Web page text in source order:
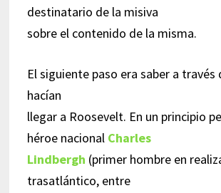
destinatario de la misiva
sobre el contenido de la misma.
El siguiente paso era saber a través
hacían
llegar a Roosevelt. En un principio
héroe nacional Charles
Lindbergh (primer hombre en
trasatlántico, entre